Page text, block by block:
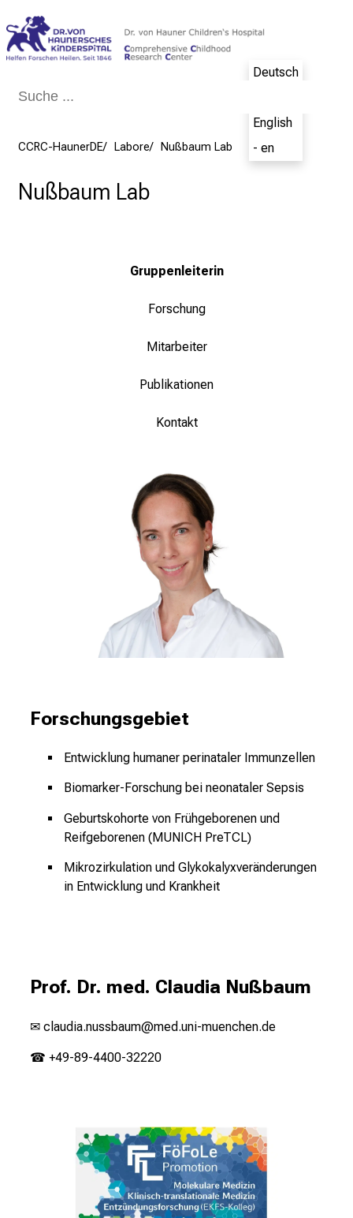
Deutsch
English
- en
CCRC-HaunerDE Labore Nußbaum Lab
Nußbaum Lab
Gruppenleiterin
Forschung
Mitarbeiter
Publikationen
Kontakt
Forschungsgebiet
Entwicklung humaner perinataler Immunzellen
Biomarker-Forschung bei neonataler Sepsis
Geburtskohorte von Frühgeborenen und
Reifgeborenen (MUNICH PreTCL)
Mikrozirkulation und Glykokalyxveränderungen
in Entwicklung und Krankheit
Prof. Dr. med. Claudia Nußbaum
✉ c laudia.nussbaum@med.uni-muenchen.de
☎ +49-89-4400-32220